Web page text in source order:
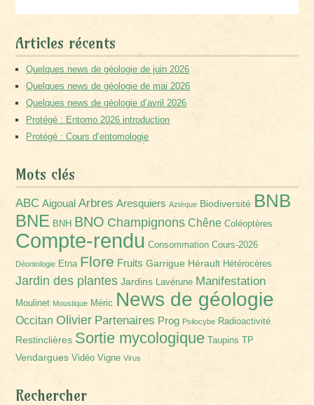
Articles récents
Quelques news de géologie de juin 2026
Quelques news de géologie de mai 2026
Quelques news de géologie d’avril 2026
Protégé : Entomo 2026 introduction
Protégé : Cours d’entomologie
Mots clés
ABC Aigoual Arbres Aresquiers Aztèque Biodiversité BNB
BNE BNH BNO Champignons Chêne Coléoptères
Compte-rendu Consommation Cours-2026
Déontologie Etna Flore Fruits Garrigue Hérault Hétérocères
Jardin des plantes Jardins Lavérune Manifestation
Moulinet Moustique Méric News de géologie
Occitan Olivier Partenaires Prog Psilocybe Radioactivité
Restinclières Sortie mycologique Taupins TP
Vendargues Vidéo Vigne Virus
Rechercher